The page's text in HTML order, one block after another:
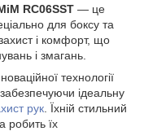
RC06SST — це
для боксу та
і комфорт, що
і змагань.
технології
ідеальну
рук . Їхній стильний
робить їх